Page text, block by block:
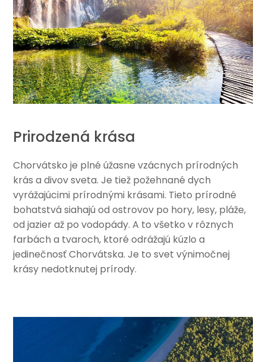
Prirodzená krása
Chorvátsko je plné úžasne vzácnych prírodných
krás a divov sveta. Je tiež požehnané dych
vyrážajúcimi prírodnými krásami. Tieto prírodné
bohatstvá siahajú od ostrovov po hory, lesy, pláže,
od jazier až po vodopády. A to všetko v rôznych
farbách a tvaroch, ktoré odrážajú kúzlo a
jedinečnosť Chorvátska. Je to svet výnimočnej
krásy nedotknutej prírody.